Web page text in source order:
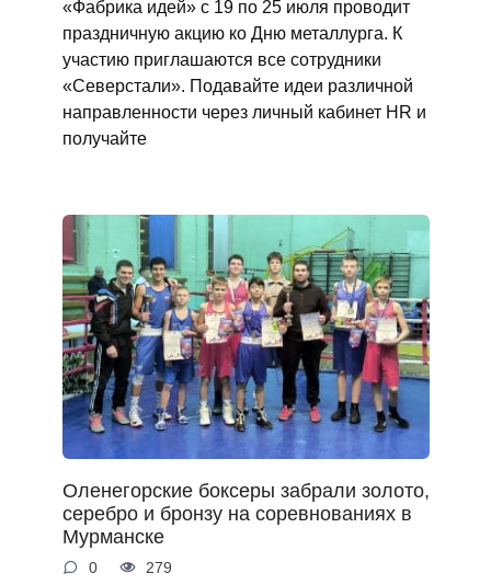
«Фабрика идей» с 19 по 25 июля проводит
праздничную акцию ко Дню металлурга. К
участию приглашаются все сотрудники
«Северстали». Подавайте идеи различной
направленности через личный кабинет HR и
получайте
Оленегорские боксеры забрали золото,
серебро и бронзу на соревнованиях в
Мурманске
0 279